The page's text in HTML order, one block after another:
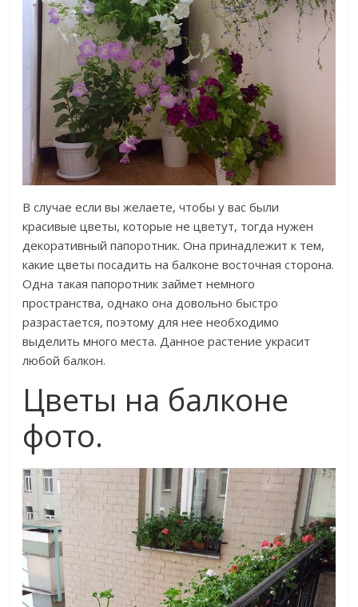
В случае если вы желаете, чтобы у вас были
красивые цветы, которые не цветут, тогда нужен
декоративный папоротник. Она принадлежит к тем,
какие цветы посадить на балконе восточная сторона.
Одна такая папоротник займет немного
пространства, однако она довольно быстро
разрастается, поэтому для нее необходимо
выделить много места. Данное растение украсит
любой балкон.
Цветы на балконе
фото.